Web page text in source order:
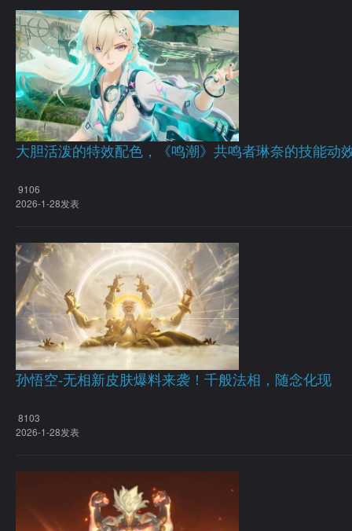
大胆活泼的特效配色，《鸣潮》共鸣者琳奈的技能动
9106
2026-1-28发表
孙悟空-无相新皮肤爆料来袭！千般法相，随念化现
8103
2026-1-28发表